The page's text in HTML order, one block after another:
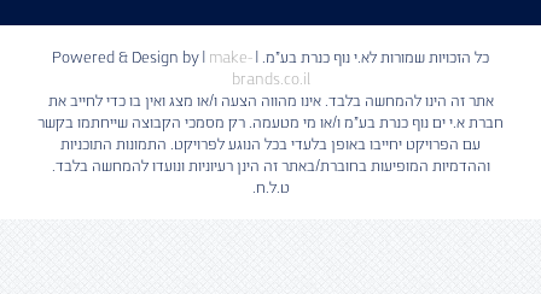
כל הזכויות שמורות לא.י נוף כנרת בע"מ. | Powered & Design by | make-
brands.co.il
אתר זה הינו להמחשה בלבד. אינו מהווה הצעה ו/או מצג ואין בו כדי לחייב את
חברת א.י ים נוף כנרת בע"מ ו/או מי מטעמה. רק מסמכי הקבוצה שייחתמו בקשר
עם הפרויקט יחייבו באופן בלעדי בכל הנוגע לפרויקט. התמונות התוכניות
וההדמיות המופיעות בחוברת/באתר זה הינן רעיוניות ונועדו להמחשה בלבד.
ט.ל.ח.